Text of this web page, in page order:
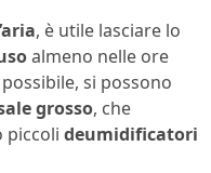
, è utile lasciare lo
almeno nelle ore
si possono
grosso, che
piccoli deumidificatori